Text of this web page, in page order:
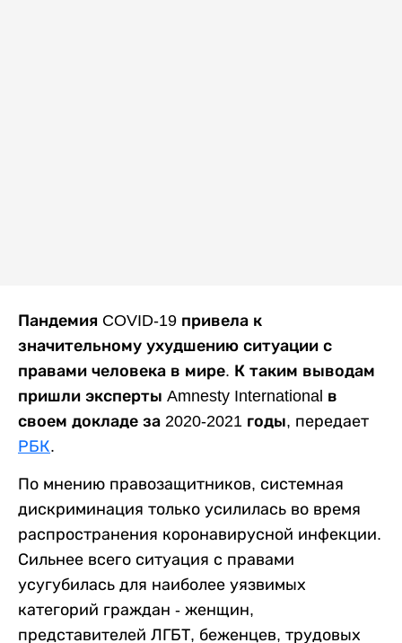
Пандемия COVID-19 привела к
значительному ухудшению ситуации с
правами человека в мире. К таким выводам
пришли эксперты Amnesty International в
своем докладе за 2020-2021 годы, передает
РБК.
По мнению правозащитников, системная
дискриминация только усилилась во время
распространения коронавирусной инфекции.
Сильнее всего ситуация с правами
усугубилась для наиболее уязвимых
категорий граждан - женщин,
представителей ЛГБТ, беженцев, трудовых